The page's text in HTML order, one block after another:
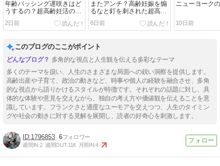
年齢バッシング遅咲きはど
うするの？超高齢妊活のメ
ンターになる？！
2日前
またアンチ？高齢妊娠を煽
るなと釘を刺された超高齢
ママ
6日前
ニューヨーク
10日前
このブログのここがポイント
多角的な視点と人生観を伝える多彩なテーマ
多くのテーマを扱い、人生のさまざまな局面への鋭い洞察を提供します。
高齢出産や子育て、政治の動きなど、時事や個人の経験を融合させ、多角
的な視点から語りかけるスタイルが特徴です。それぞれの話題に対し、具
体的な体験や意見を交えながら、独自の考え方や価値観を伝えることを意
識しています。フランクさと適度なユーモアを交えつつ、人生のタイミン
グや社会の動きに対する見解を展開し、読者の好奇心を刺激します。
1796853 6
週間IN:2 週間OUT:118 月間IN:4